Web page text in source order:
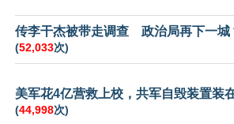
传李干杰被带走调查 政治局再下一城
(52,033次)
美军花4亿营救上校，共军自毁装置装
(44,998次)